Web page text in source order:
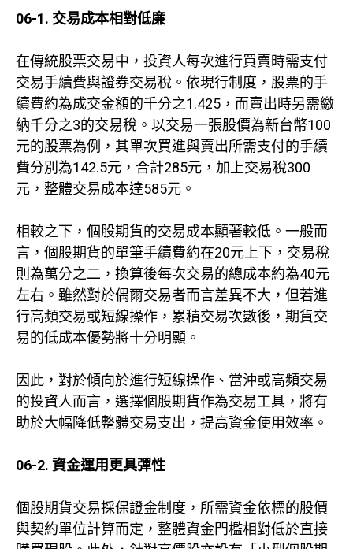
06-1. 交易成本相對低廉
在傳統股票交易中，投資人每次進行買賣時需支付
交易手續費與證券交易稅。依現行制度，股票的手
續費約為成交金額的千分之1.425，而賣出時另需繳
納千分之3的交易稅。以交易一張股價為新台幣100
元的股票為例，其單次買進與賣出所需支付的手續
費分別為142.5元，合計285元，加上交易稅300
元，整體交易成本達585元。
相較之下，個股期貨的交易成本顯著較低。一般而
言，個股期貨的單筆手續費約在20元上下，交易稅
則為萬分之二，換算後每次交易的總成本約為40元
左右。雖然對於偶爾交易者而言差異不大，但若進
行高頻交易或短線操作，累積交易次數後，期貨交
易的低成本優勢將十分明顯。
因此，對於傾向於進行短線操作、當沖或高頻交易
的投資人而言，選擇個股期貨作為交易工具，將有
助於大幅降低整體交易支出，提高資金使用效率。
06-2. 資金運用更具彈性
個股期貨交易採保證金制度，所需資金依標的股價
與契約單位計算而定，整體資金門檻相對低於直接